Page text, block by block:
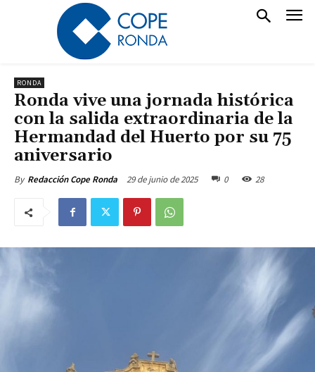
RONDA
Ronda vive una jornada histórica
con la salida extraordinaria de la
Hermandad del Huerto por su 75
aniversario
By Redacción Cope Ronda 29 de junio de 2025 0 28